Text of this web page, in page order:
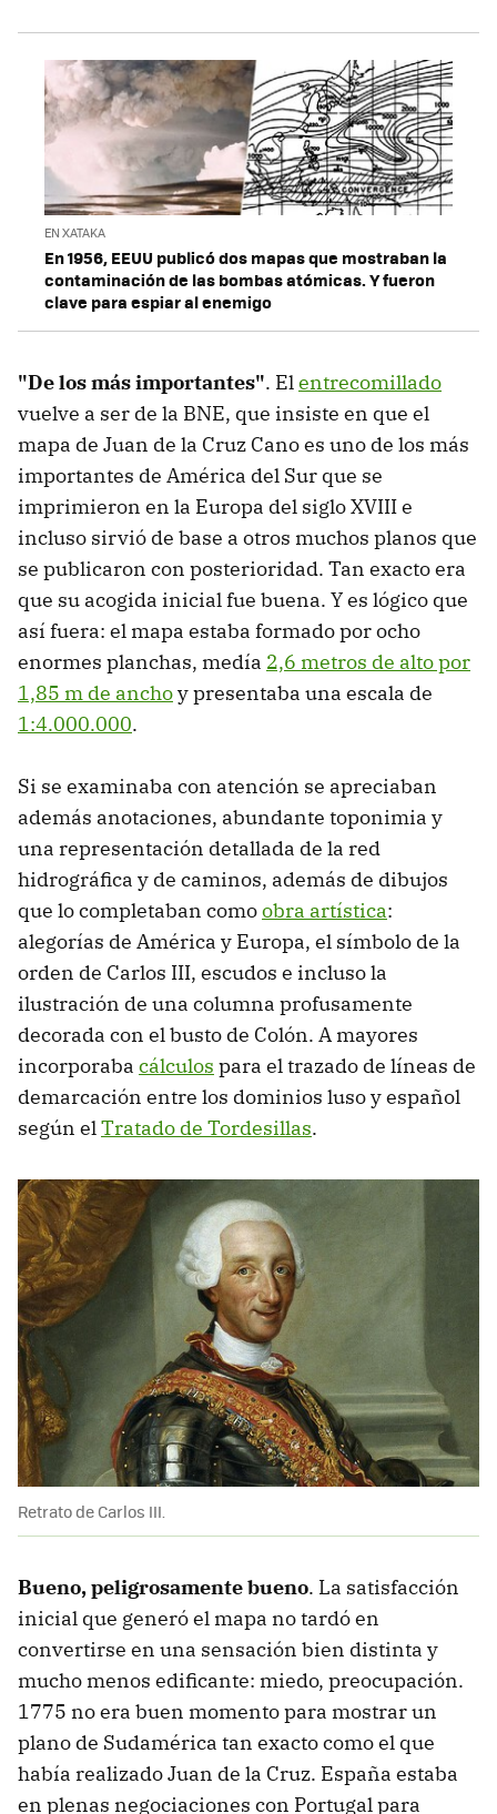
EN XATAKA
En 1956, EEUU publicó dos mapas que mostraban la
contaminación de las bombas atómicas. Y fueron
clave para espiar al enemigo
"De los más importantes". Elentrecomillado
vuelve a ser de la BNE, que insiste en que el
mapa de Juan de la Cruz Cano es uno de los más
importantes de América del Sur que se
imprimieron en la Europa del siglo XVIII e
incluso sirvió de base a otros muchos planos que
se publicaron con posterioridad. Tan exacto era
que su acogida inicial fue buena. Y es lógico que
así fuera: el mapa estaba formado por ocho
enormes planchas, medía 2,6 metros de alto por
1,85 m de anchoy presentaba una escala de
1:4.000.000.
Si se examinaba con atención se apreciaban
además anotaciones, abundante toponimia y
una representación detallada de la red
hidrográfica y de caminos, además de dibujos
que lo completaban comoobra artística:
alegorías de América y Europa, el símbolo de la
orden de Carlos III, escudos e incluso la
ilustración de una columna profusamente
decorada con el busto de Colón. A mayores
incorporaba cálculos para el trazado de líneas de
demarcación entre los dominios luso y español
según elTratado de Tordesillas.
Retrato de Carlos III.
Bueno, peligrosamente bueno. La satisfacción
inicial que generó el mapa no tardó en
convertirse en una sensación bien distinta y
mucho menos edificante: miedo, preocupación.
1775 no era buen momento para mostrar un
plano de Sudamérica tan exacto como el que
había realizado Juan de la Cruz. España estaba
en plenas negociaciones con Portugal para